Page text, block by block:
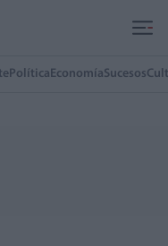
Política EconomíaSucesos